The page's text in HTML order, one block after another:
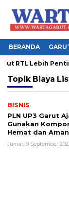
BERANDA
RTL Lebih
Topik Biaya
BISNIS
PLN UP3 Garut
Gunakan
Hemat dan Aman
Jumat, 9 September